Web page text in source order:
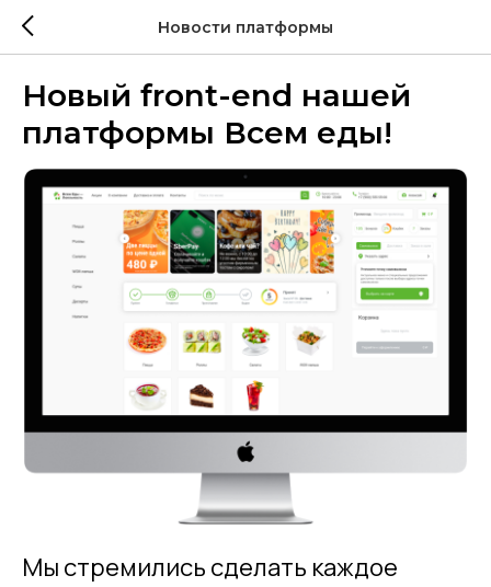
Новости платформы
Новый front-end нашей
платформы Всем еды!
Мы стремились сделать каждое